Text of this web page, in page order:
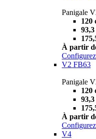
Panigale
120
À partir
V2 FB63
Panigale
120
À partir
V4